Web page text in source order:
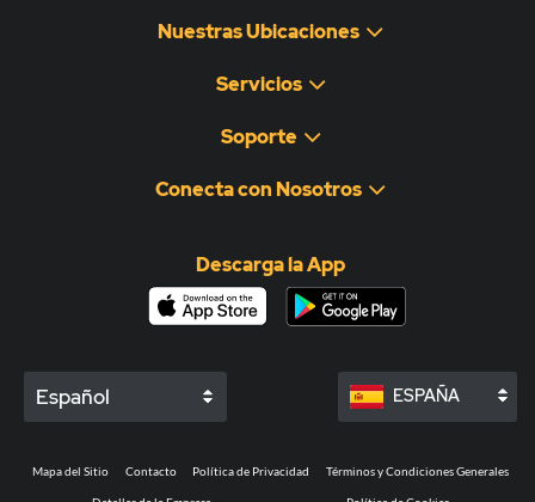
Nuestras Ubicaciones
Servicios
Soporte
Conecta con Nosotros
Descarga la App
Español ESPAÑA
Mapa del Sitio Contacto Política de Privacidad Términos y Condiciones Generales